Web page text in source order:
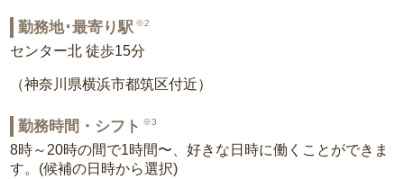
勤務地･最寄り駅 ※2
センター北 徒歩15分
（神奈川県横浜市都筑区付近）
勤務時間・シフト ※3
8時～20時の間で1時間〜、好きな日時に働くことができま
す。(候補の日時から選択)